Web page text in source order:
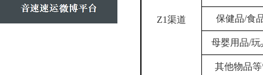
Z1渠道 保健品/食
母婴用品/玩
其他物品等